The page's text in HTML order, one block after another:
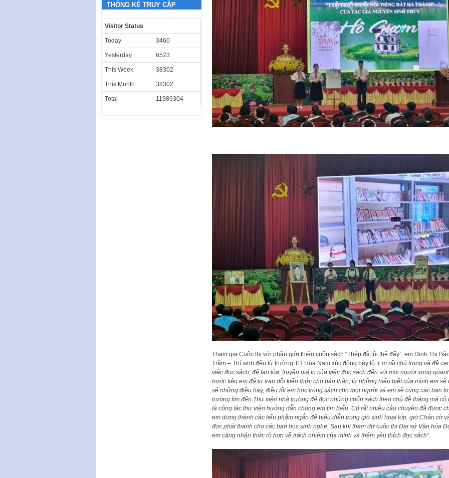
Tham gia Cuộc thi với phần giới thiệu cuốn sách “Thép đã tôi thế đấy”, em Đinh Thị
Trâm – Thí sinh đến từ trường TH Hòa Nam xúc động bày tỏ: Em rất chú trọng và đề
việc đọc sách, để lan tỏa, truyền giá trị của việc đọc sách đến với mọi người xung
trước tiên em đã tự trau dồi kiến thức cho bản thân, từ những hiểu biết của mình em sẽ
sẻ những điều hay, điều tốt em học trong sách cho mọi người và em sẽ cùng các bạn
trường tìm đến Thư viện nhà trường để đọc những cuốn sách theo chủ đề tháng mà cô
là công tác thư viện hướng dẫn chúng em tìm hiểu. Có rất nhiều câu chuyện đã được
em dựng thành các tiểu phẩm ngắn để biểu diễn trong giờ sinh hoạt lớp, giờ Chào cờ
đọc phát thanh cho các bạn học sinh nghe. Sau khi tham dự cuộc thi Đại sứ Văn hóa
em càng nhận thức rõ hơn về trách nhiệm của mình và thêm yêu thích đọc sách”.
THỐNG KÊ TRUY CẬP
Visitor Status
Today 3460
Yesterday 6523
This Week 38302
This Month 38302
Total 11989304